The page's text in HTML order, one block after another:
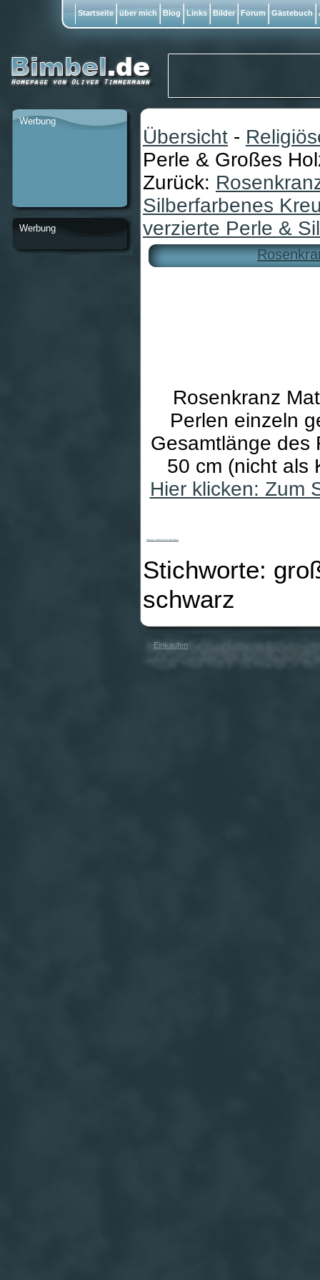
Übersicht -
Perle & Großes
Zurück:
Silberfarbenes
verzierte Perle &
Rosenkranz
Perlen einzeln
Gesamtlänge des
50 cm (nicht als
Hier klicken: Zum
Stichworte:
schwarz
Einkaufen
Werbung
Werbung
Startseite über mich Blog Links Bilder Forum Gästebuch